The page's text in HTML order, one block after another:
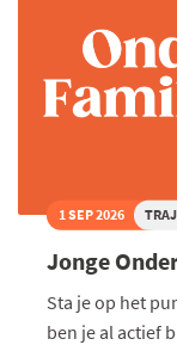
1 SEP 2026
Jonge
Sta je op het
ben je al actief